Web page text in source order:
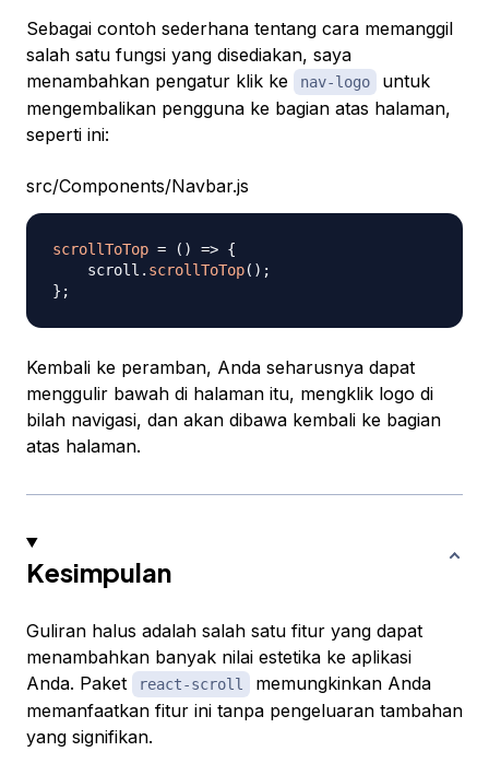
Sebagai contoh sederhana tentang cara memanggil
salah satu fungsi yang disediakan, saya
menambahkan pengatur klik ke
nav-logo
untuk
mengembalikan pengguna ke bagian atas halaman,
seperti ini:
src/Components/Navbar.js
scrollToTop = ( ) => {
    scroll
. scrollToTop( ) ;
} ;
Kembali ke peramban, Anda seharusnya dapat
menggulir bawah di halaman itu, mengklik logo di
bilah navigasi, dan akan dibawa kembali ke bagian
atas halaman.
Kesimpulan
Guliran halus adalah salah satu fitur yang dapat
menambahkan banyak nilai estetika ke aplikasi
Anda. Paket
react-scroll
memungkinkan Anda
memanfaatkan fitur ini tanpa pengeluaran tambahan
yang signifikan.